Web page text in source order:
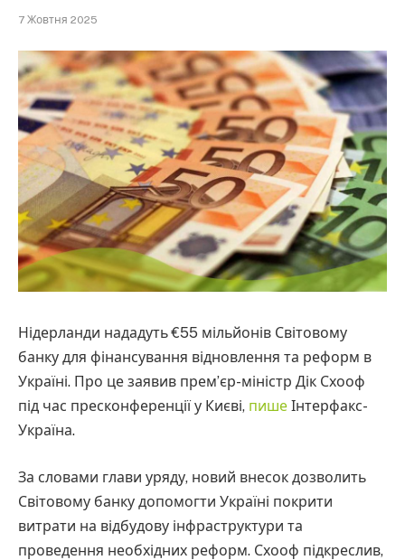
7 Жовтня 2025
Нідерланди нададуть €55 мільйонів Світовому
банку для фінансування відновлення та реформ в
Україні. Про це заявив прем’єр-міністр Дік Схооф
під час пресконференції у Києві, пише Інтерфакс-
Україна.
За словами глави уряду, новий внесок дозволить
Світовому банку допомогти Україні покрити
витрати на відбудову інфраструктури та
проведення необхідних реформ. Схооф підкреслив,